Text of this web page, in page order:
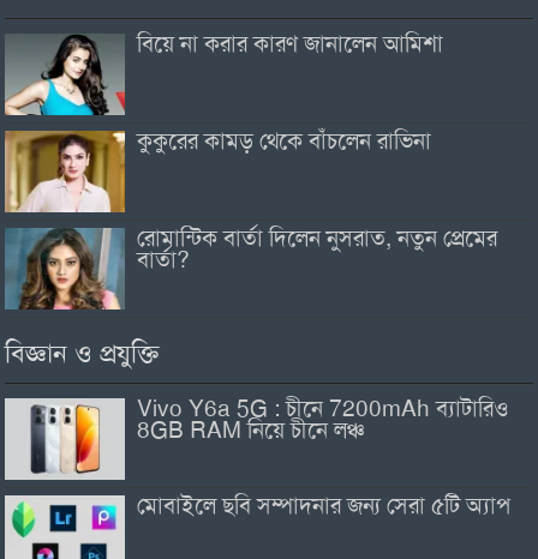
বিয়ে না করার কারণ জানালেন আমিশা
কুকুরের কামড় থেকে বাঁচলেন রাভিনা
রোমান্টিক বার্তা দিলেন নুসরাত, নতুন প্রেমের
বার্তা?
বিজ্ঞান ও প্রযুক্তি
Vivo Y6a 5G : চীনে 7200mAh ব্যাটারিও
8GB RAM নিয়ে চীনে লঞ্চ
মোবাইলে ছবি সম্পাদনার জন্য সেরা ৫টি অ্যাপ